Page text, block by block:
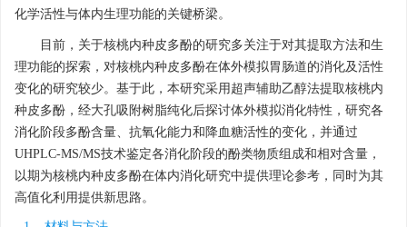
化学活性与体内生理功能的关键桥梁。
目前，关于核桃内种皮多酚的研究多关注于对其提取方法和生
理功能的探索，对核桃内种皮多酚在体外模拟胃肠道的消化及活性
变化的研究较少。基于此，本研究采用超声辅助乙醇法提取核桃内
种皮多酚，经大孔吸附树脂纯化后探讨体外模拟消化特性，研究各
消化阶段多酚含量、抗氧化能力和降血糖活性的变化，并通过
UHPLC-MS/MS技术鉴定各消化阶段的酚类物质组成和相对含量，
以期为核桃内种皮多酚在体内消化研究中提供理论参考，同时为其
高值化利用提供新思路。